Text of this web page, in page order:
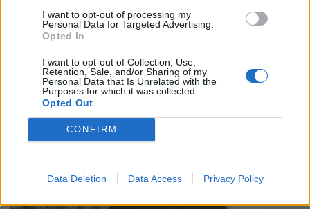
I want to opt-out of processing my
Personal Data for Targeted Advertising.
Opted In
I want to opt-out of Collection, Use,
Retention, Sale, and/or Sharing of my
Personal Data that Is Unrelated with the
Purposes for which it was collected.
Opted Out
CONFIRM
Data Deletion Data Access Privacy Policy
24.02.26
Στο υβριδικό φιλμ "Το Οτιδήποτε", ο Γιώργος Αθανασίου
μετατρέπει μια αυτοσχεδιαστική εκδρομή φίλων σε στοχασμό
πάνω στη δημιουργία, τη φύση και την ανθρώπινη αμηχανία.